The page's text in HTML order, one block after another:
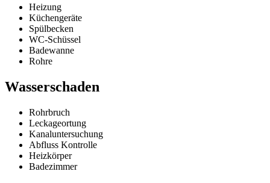
Heizung
Küchengeräte
Spülbecken
WC-Schüssel
Badewanne
Rohre
Wasserschaden
Rohrbruch
Leckageortung
Kanaluntersuchung
Abfluss Kontrolle
Heizkörper
Badezimmer